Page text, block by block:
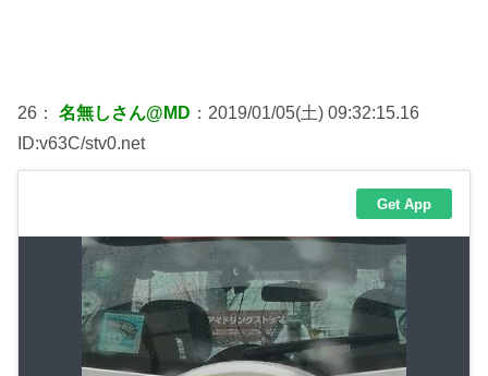
26： 名無しさん@MD ：2019/01/05(土) 09:32:15.16
ID:v63C/stv0.net